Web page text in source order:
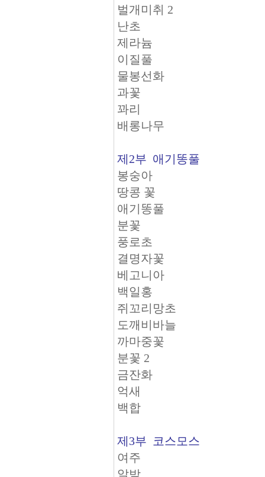
벌개미취 2
난초
제라늄
이질풀
물봉선화
과꽃
꽈리
배롱나무
제2부 애기똥풀
봉숭아
땅콩 꽃
애기똥풀
분꽃
풍로초
결명자꽃
베고니아
백일홍
쥐꼬리망초
도깨비바늘
까마중꽃
분꽃 2
금잔화
억새
백합
제3부 코스모스
여주
알밤